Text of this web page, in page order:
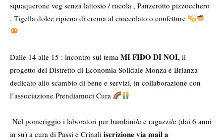
squaquerone veg senza lattosio / rucola , Panzerotto pizzocchero
, Tigella dolce ripiena di crema al cioccolato o confetture
Dalle 14 alle 15 : incontro sul tema MI FIDO DI NOI, il
progetto del Distretto di Economia Solidale Monza e Brianza
dedicato allo scambio di bene e servizi, in collaborazione con
l’associazione Prendiamoci Cura
Nel pomeriggio i laboratori per bambini/e e ragazzi/e (dai 6 anni
in su) a cura di Passi e Crinali iscrizione via mail a